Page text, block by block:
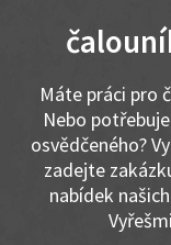
Máte práci pro
Nebo
osvědčeného?
zadejte
nabídek